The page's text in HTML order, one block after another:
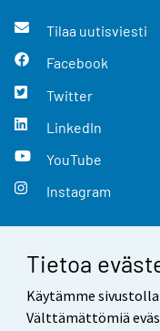
Tietoa
Käytämme
Välttämättömiä
Tilaa uutisviesti
Facebook
Twitter
LinkedIn
YouTube
Instagram
Yhteystiedot
Palaute